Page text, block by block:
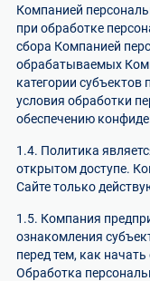
Компанией
при обработке
сбора Компанией
обрабатываемых
категории
условия обработки
обеспечению
1.4. Политика
открытом доступе.
Сайте только
1.5. Компания
ознакомления
перед тем, как
Обработка